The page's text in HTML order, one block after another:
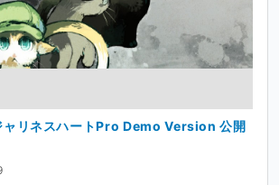
ャリネスハートPro Demo Version 公開